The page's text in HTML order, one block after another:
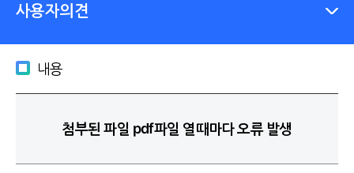
사용자의견
내용
첨부된 파일 pdf파일 열때마다 오류 발생